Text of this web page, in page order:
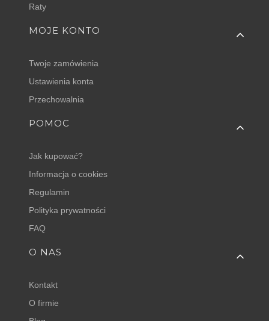
Raty
MOJE KONTO
Twoje zamówienia
Ustawienia konta
Przechowalnia
POMOC
Jak kupować?
Informacja o cookies
Regulamin
Polityka prywatności
FAQ
O NAS
Kontakt
O firmie